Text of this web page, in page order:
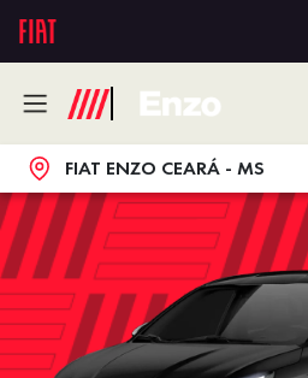
FIAT ENZO CEARÁ - MS